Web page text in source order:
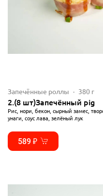
Запечённые роллы 380 г
2.(8 шт)Запечённый pig
Рис, нори, бекон, сырный замес,
унаги, соус лава, зелёный лук
589 ₽